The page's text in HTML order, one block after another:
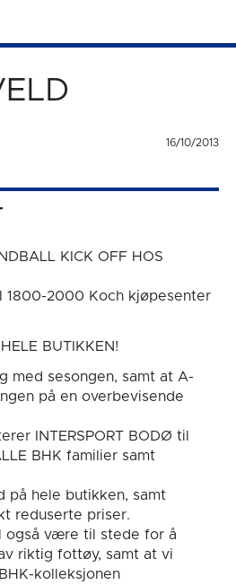
16/10/2013
KICK OFF HOS
1800-2000 Koch kjøpesenter
BUTIKKEN!
med sesongen, samt at A-
på en overbevisende
INTERSPORT BODØ til
BHK familier samt
på hele butikken, samt
reduserte priser.
også være til stede for å
riktig fottøy, samt at vi
kolleksjonen